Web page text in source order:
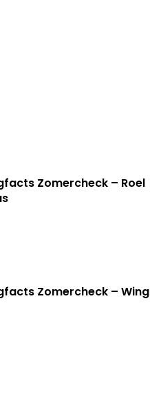
Zomercheck – Roel
Zomercheck – Wing